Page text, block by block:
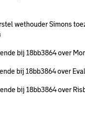
wethouder Simons
bij 18bb3864 over
bij 18bb3864 over
bij 18bb3864 over